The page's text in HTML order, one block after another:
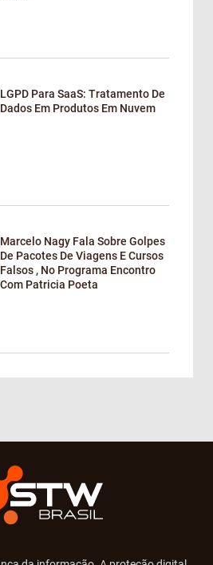
LGPD Para SaaS: Tratamento De
Dados Em Produtos Em Nuvem
Marcelo Nagy Fala Sobre Golpes
De Pacotes De Viagens E Cursos
Falsos , No Programa Encontro
Com Patricia Poeta